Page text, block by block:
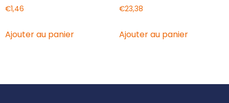
€1,46
Ajouter au panier
€23,38
Ajouter au panier